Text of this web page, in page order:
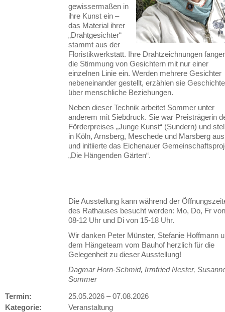
gewissermaßen in
ihre Kunst ein –
das Material ihrer
„Drahtgesichter“
stammt aus der
Floristikwerkstatt. Ihre Drahtzeichnungen
die Stimmung von Gesichtern mit nur einer
einzelnen Linie ein. Werden mehrere Gesichter
nebeneinander gestellt, erzählen sie
über menschliche Beziehungen.
Neben dieser Technik arbeitet Sommer unter
anderem mit Siebdruck. Sie war Preisträgerin
Förderpreises „Junge Kunst“ (Sundern) und
in Köln, Arnsberg, Meschede und Marsberg aus
und initiierte das Eichenauer
„Die Hängenden Gärten“.
Die Ausstellung kann während der
des Rathauses besucht werden: Mo, Do, Fr von
08-12 Uhr und Di von 15-18 Uhr.
Wir danken Peter Münster, Stefanie Hoffmann
dem Hängeteam vom Bauhof herzlich für die
Gelegenheit zu dieser Ausstellung!
Dagmar Horn-Schmid, Irmfried Nester,
Sommer
Termin:
25.05.2026 –07.08.2026
Kategorie:
Veranstaltung